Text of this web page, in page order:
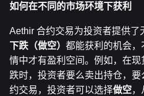
如何在不同的市场环境下获利
Aethir 合约交易为投资者提供了
下跌（做空） 都能获利的机会
情中才有盈利空间。例如，在
跌时，投资者要么卖出持仓，
约交易，投资者可以选择做空，